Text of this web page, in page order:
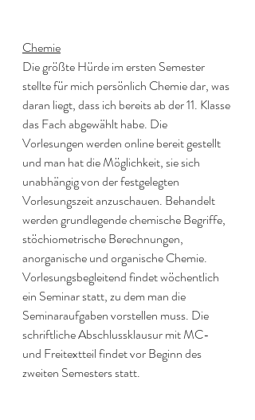
Chemie
Die größte Hürde im ersten Semester
stellte für mich persönlich Chemie dar, was
daran liegt, dass ich bereits ab der 11. Klasse
das Fach abgewählt habe. Die
Vorlesungen werden online bereit gestellt
und man hat die Möglichkeit, sie sich
unabhängig von der festgelegten
Vorlesungszeit anzuschauen. Behandelt
werden grundlegende chemische Begriffe,
stöchiometrische Berechnungen,
anorganische und organische Chemie.
Vorlesungsbegleitend findet wöchentlich
ein Seminar statt, zu dem man die
Seminaraufgaben vorstellen muss. Die
schriftliche Abschlussklausur mit MC-
und Freitextteil findet vor Beginn des
zweiten Semesters statt.